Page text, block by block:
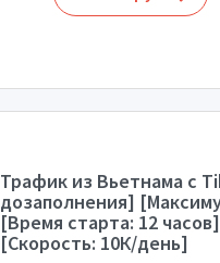
Трафик из Вьетнама с
дозаполнения]
[Время старта: 12 часов]
[Скорость: 10К/день]